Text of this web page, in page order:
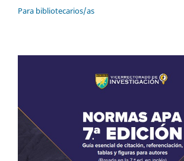
Para bibliotecarios/as